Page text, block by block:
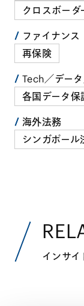
クロスボーダ
ファイナンス
再保険
Tech／デー
各国データ保
海外法務
シンガポール
インサイ